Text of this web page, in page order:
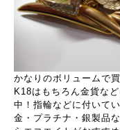
かなりのボリュームで
K18はもちろん金貨な
中！指輪などに付いて
金・プラチナ・銀製品